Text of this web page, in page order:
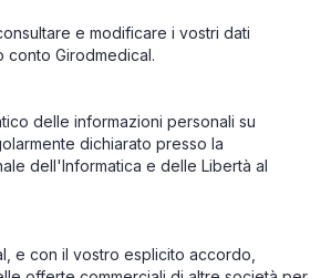
e modificare i vostri dati
Girodmedical.
delle informazioni personali su
dichiarato presso la
dell'Informatica e delle Libertà al
e con il vostro esplicito accordo,